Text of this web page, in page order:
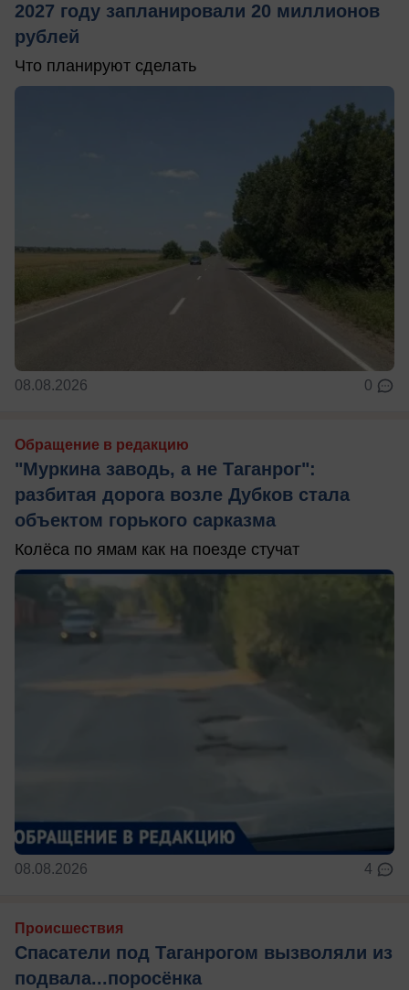
2027 году запланировали 20 миллионов
рублей
Что планируют сделать
08.08.2026 0
Обращение в редакцию
"Муркина заводь, а не Таганрог":
разбитая дорога возле Дубков стала
объектом горького сарказма
Колёса по ямам как на поезде стучат
08.08.2026 4
Происшествия
Спасатели под Таганрогом вызволяли из
подвала...поросёнка